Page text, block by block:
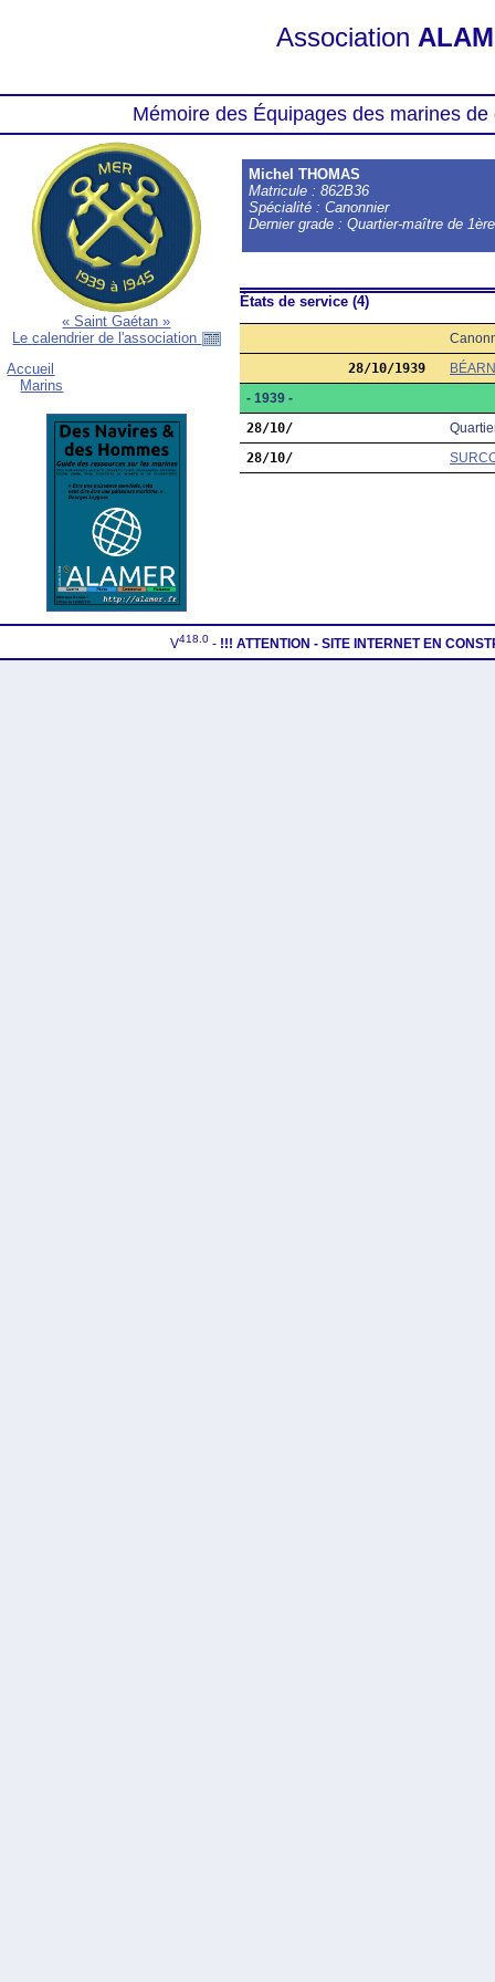
Association
Mémoire des Équipages des marines
« Saint Gaétan »
Le calendrier de l'association
Accueil
Marins
Michel THOMAS
Matricule : 862B36
Spécialité : Canonnier
Dernier grade : Quartier-maître de
États de service (4)
28/10/1939
BÉARN
- 1939 -
28/10/
28/10/
V418.0 - !!! ATTENTION - SITE INTERNET EN